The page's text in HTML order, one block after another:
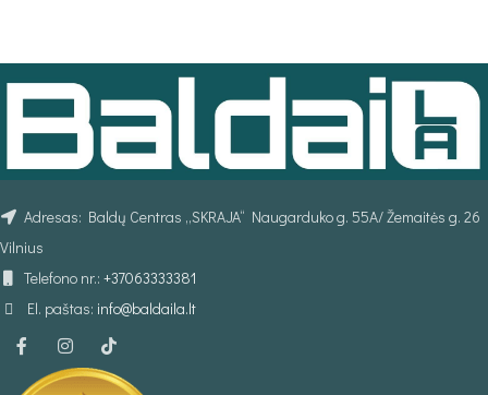
Adresas: Baldų Centras „SKRAJA“ Naugarduko g. 55A/ Žemaitės g. 26
Vilnius
Telefono nr.: +37063333381
El. paštas: info@baldaila.lt